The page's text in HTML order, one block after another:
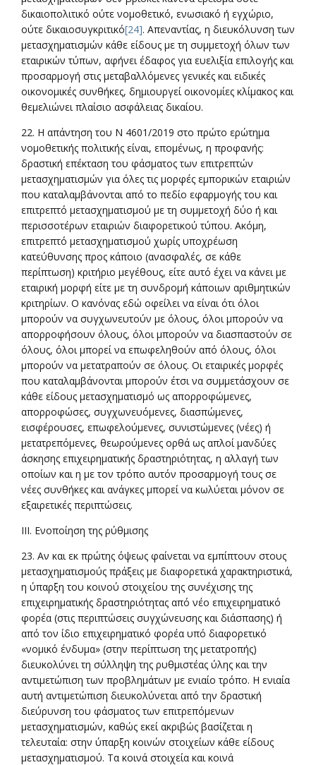
δικαιοπολιτικό ούτε νομοθετικό, ενωσιακό ή εγχώριο,
ούτε δικαιοσυγκριτικό[24]. Απεναντίας, η διευκόλυνση των
μετασχηματισμών κάθε είδους με τη συμμετοχή όλων των
εταιρικών τύπων, αφήνει έδαφος για ευελιξία επιλογής και
προσαρμογή στις μεταβαλλόμενες γενικές και ειδικές
οικονομικές συνθήκες, δημιουργεί οικονομίες κλίμακος και
θεμελιώνει πλαίσιο ασφάλειας δικαίου.
22. Η απάντηση του Ν 4601/2019 στο πρώτο ερώτημα
νομοθετικής πολιτικής είναι, επομένως, η προφανής:
δραστική επέκταση του φάσματος των επιτρεπτών
μετασχηματισμών για όλες τις μορφές εμπορικών εταιριών
που καταλαμβάνονται από το πεδίο εφαρμογής του και
επιτρεπτό μετασχηματισμού με τη συμμετοχή δύο ή και
περισσοτέρων εταιριών διαφορετικού τύπου. Ακόμη,
επιτρεπτό μετασχηματισμού χωρίς υποχρέωση
κατεύθυνσης προς κάποιο (ανασφαλές, σε κάθε
περίπτωση) κριτήριο μεγέθους, είτε αυτό έχει να κάνει με
εταιρική μορφή είτε με τη συνδρομή κάποιων αριθμητικών
κριτηρίων. Ο κανόνας εδώ οφείλει να είναι ότι όλοι
μπορούν να συγχωνευτούν με όλους, όλοι μπορούν να
απορροφήσουν όλους, όλοι μπορούν να διασπαστούν σε
όλους, όλοι μπορεί να επωφεληθούν από όλους, όλοι
μπορούν να μετατραπούν σε όλους. Οι εταιρικές μορφές
που καταλαμβάνονται μπορούν έτσι να συμμετάσχουν σε
κάθε είδους μετασχηματισμό ως απορροφώμενες,
απορροφώσες, συγχωνευόμενες, διασπώμενες,
εισφέρουσες, επωφελούμενες, συνιστώμενες (νέες) ή
μετατρεπόμενες, θεωρούμενες ορθά ως απλοί μανδύες
άσκησης επιχειρηματικής δραστηριότητας, η αλλαγή των
οποίων και η με τον τρόπο αυτόν προσαρμογή τους σε
νέες συνθήκες και ανάγκες μπορεί να κωλύεται μόνον σε
εξαιρετικές περιπτώσεις.
III. Eνοποίηση της ρύθμισης
23. Αν και εκ πρώτης όψεως φαίνεται να εμπίπτουν στους
μετασχηματισμούς πράξεις με διαφορετικά χαρακτηριστικά,
η ύπαρξη του κοινού στοιχείου της συνέχισης της
επιχειρηματικής δραστηριότητας από νέο επιχειρηματικό
φορέα (στις περιπτώσεις συγχώνευσης και διάσπασης) ή
από τον ίδιο επιχειρηματικό φορέα υπό διαφορετικό
«νομικό ένδυμα» (στην περίπτωση της μετατροπής)
διευκολύνει τη σύλληψη της ρυθμιστέας ύλης και την
αντιμετώπιση των προβλημάτων με ενιαίο τρόπο. Η ενιαία
αυτή αντιμετώπιση διευκολύνεται από την δραστική
διεύρυνση του φάσματος των επιτρεπόμενων
μετασχηματισμών, καθώς εκεί ακριβώς βασίζεται η
τελευταία: στην ύπαρξη κοινών στοιχείων κάθε είδους
μετασχηματισμού. Τα κοινά στοιχεία και κοινά